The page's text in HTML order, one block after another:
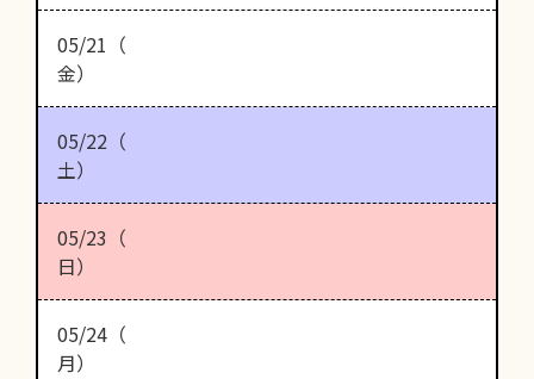
05/21（
金）
05/22（
土）
05/23（
日）
05/24（
月）